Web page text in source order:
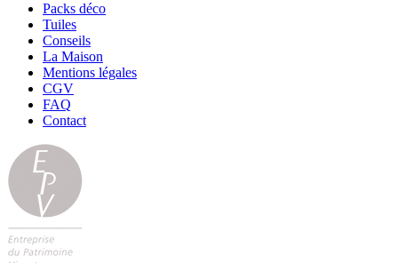
Packs déco
Tuiles
Conseils
La Maison
Mentions légales
CGV
FAQ
Contact